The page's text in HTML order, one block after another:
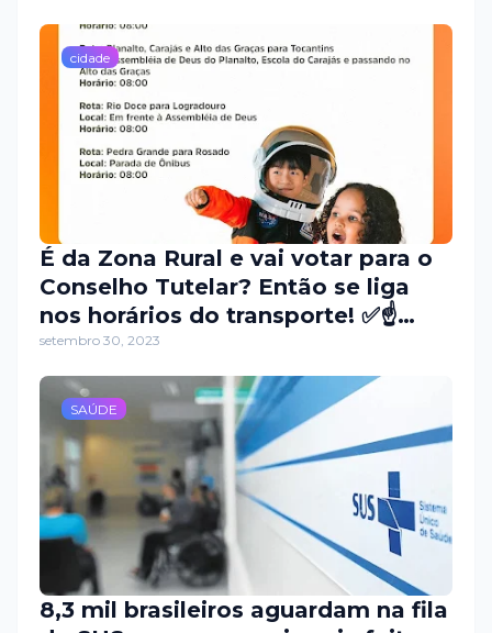
cidade
É da Zona Rural e vai votar para o
Conselho Tutelar? Então se liga
nos horários do transporte! ✅☝️
#ParaCegoVer Esse post contém
texto alternativo.
setembro 30, 2023
SAÚDE
8,3 mil brasileiros aguardam na fila